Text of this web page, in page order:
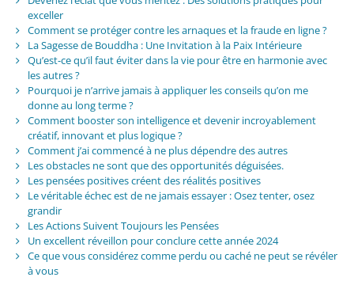
exceller
Comment se protéger contre les arnaques et la fraude en ligne ?
La Sagesse de Bouddha : Une Invitation à la Paix Intérieure
Qu’est-ce qu’il faut éviter dans la vie pour être en harmonie avec
les autres ?
Pourquoi je n’arrive jamais à appliquer les conseils qu’on me
donne au long terme ?
Comment booster son intelligence et devenir incroyablement
créatif, innovant et plus logique ?
Comment j’ai commencé à ne plus dépendre des autres
Les obstacles ne sont que des opportunités déguisées.
Les pensées positives créent des réalités positives
Le véritable échec est de ne jamais essayer : Osez tenter, osez
grandir
Les Actions Suivent Toujours les Pensées
Un excellent réveillon pour conclure cette année 2024
Ce que vous considérez comme perdu ou caché ne peut se révéler
à vous